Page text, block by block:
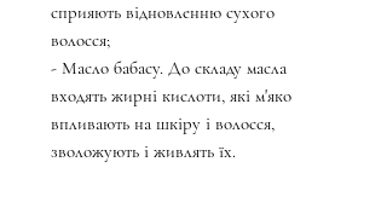
сприяють відновленню сухого
волосся;
- Масло бабасу. До складу масла
входять жирні кислоти, які м'яко
впливають на шкіру і волосся,
зволожують і живлять їх.